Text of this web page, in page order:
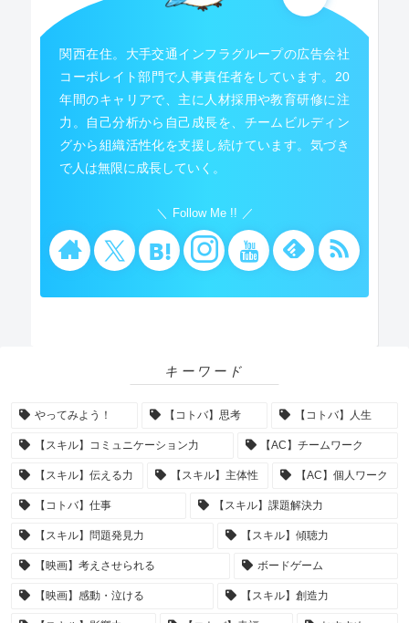
関西在住。大手交通インフラグループの広告会社
コーポレイト部門で人事責任者をしています。20
年間のキャリアで、主に人材採用や教育研修に注
力。自己分析から自己成長を、チームビルディン
グから組織活性化を支援し続けています。気づき
で人は無限に成長していく。
Follow Me !!
キーワード
やってみよう！ 【コトバ】思考 【コトバ】人生
【スキル】コミュニケーション力 【AC】チームワーク
【スキル】伝える力 【スキル】主体性 【AC】個人ワーク
【コトバ】仕事 【スキル】課題解決力
【スキル】問題発見力 【スキル】傾聴力
【映画】考えさせられる ボードゲーム
【映画】感動・泣ける 【スキル】創造力